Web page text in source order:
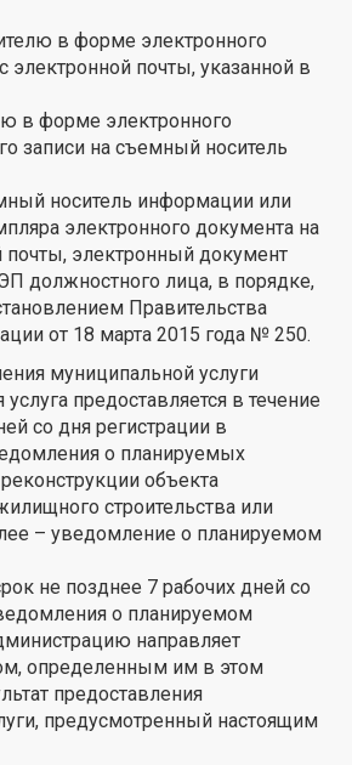
в форме электронного
электронной почты, указанной в
в форме электронного
записи на съемный носитель
носитель информации или
электронного документа на
почты, электронный документ
должностного лица, в порядке,
Правительства
от 18 марта 2015 года № 250.
муниципальной услуги
предоставляется в течение
со дня регистрации в
о планируемых
объекта
строительства или
– уведомление о планируемом
не позднее 7 рабочих дней со
о планируемом
направляет
определенным им в этом
предоставления
предусмотренный настоящим